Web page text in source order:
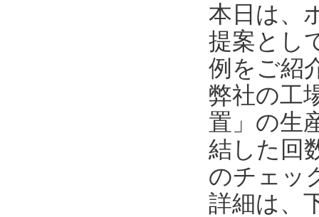
本日は、
提案とし
例をご紹
弊社の工
置」の生
結した回
のチェッ
詳細は、